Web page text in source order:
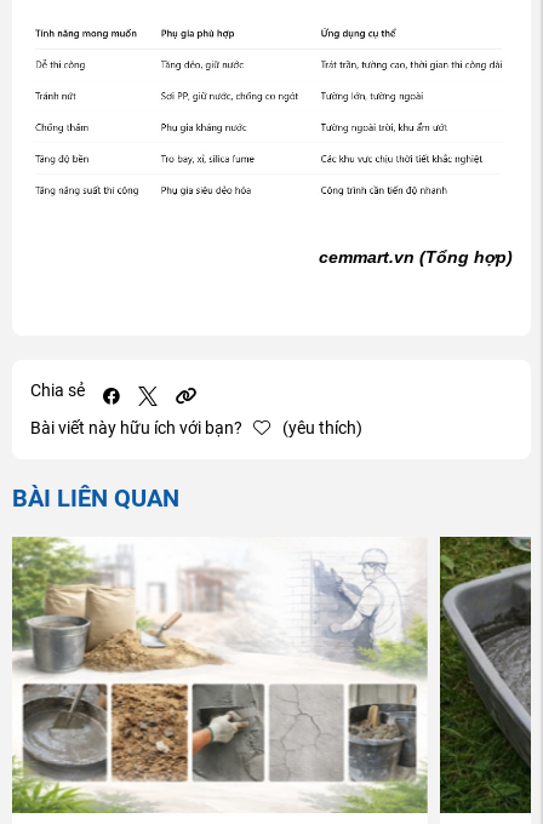
cemmart.vn (Tổng hợp)
Chia sẻ
Bài viết này hữu ích với bạn?
(yêu thích)
BÀI LIÊN QUAN